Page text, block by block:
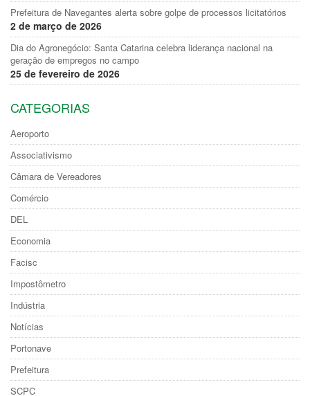
Prefeitura de Navegantes alerta sobre golpe de processos licitatórios
2 de março de 2026
Dia do Agronegócio: Santa Catarina celebra liderança nacional na
geração de empregos no campo
25 de fevereiro de 2026
CATEGORIAS
Aeroporto
Associativismo
Câmara de Vereadores
Comércio
DEL
Economia
Facisc
Impostômetro
Indústria
Notícias
Portonave
Prefeitura
SCPC